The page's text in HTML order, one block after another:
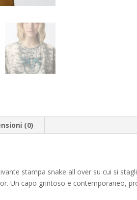
(0)
stampa snake all over su cui si
Un capo grintoso e contemporaneo,